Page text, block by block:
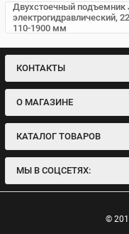
Двухстоечный подъемник
электрогидравлический,
110-1900 мм
КОНТАКТЫ
О МАГАЗИНЕ
КАТАЛОГ ТОВАРОВ
МЫ В СОЦСЕТЯХ:
©